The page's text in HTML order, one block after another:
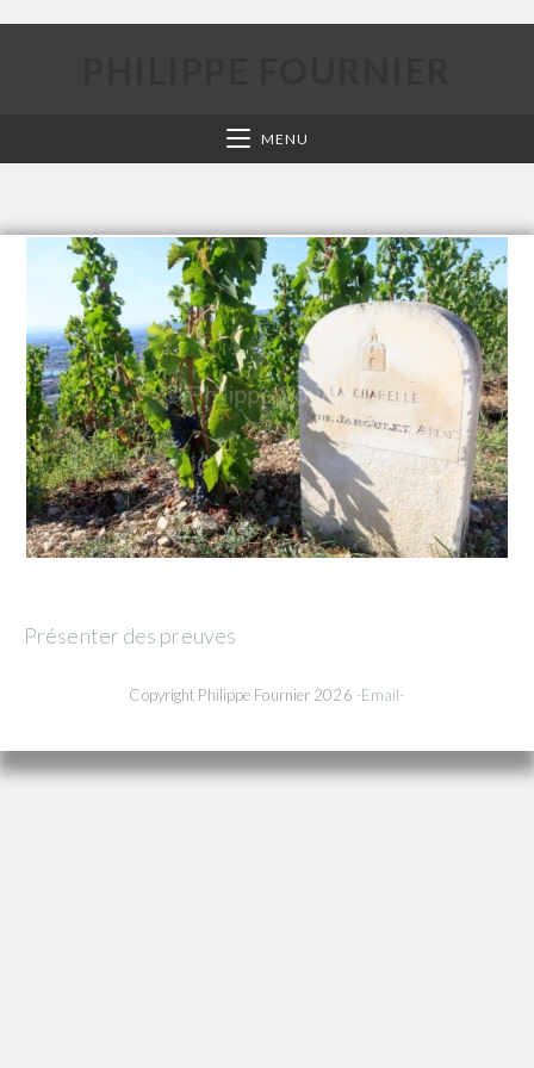
MENU
Présenter des preuves
Copyright Philippe Fournier 2026 -Email-